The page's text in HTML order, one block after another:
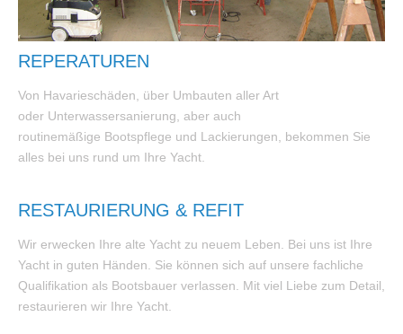
REPERATUREN
Von Havarieschäden, über Umbauten aller Art
oder Unterwassersanierung, aber auch
routinemäßige Bootspflege und Lackierungen, bekommen Sie
alles bei uns rund um Ihre Yacht.
RESTAURIERUNG & REFIT
Wir erwecken Ihre alte Yacht zu neuem Leben. Bei uns ist Ihre
Yacht in guten Händen. Sie können sich auf unsere fachliche
Qualifikation als Bootsbauer verlassen. Mit viel Liebe zum Detail,
restaurieren wir Ihre Yacht.